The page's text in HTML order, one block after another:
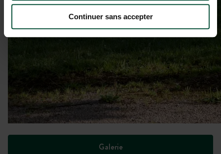
Continuer sans accepter
Galerie